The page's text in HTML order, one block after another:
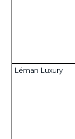
Léman Luxury